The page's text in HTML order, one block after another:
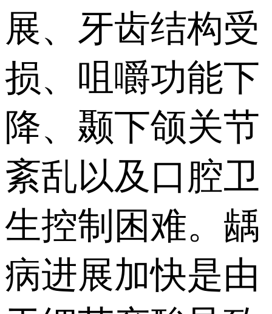
展、牙齿结构受
损、咀嚼功能下
降、颞下颌关节
紊乱以及口腔卫
生控制困难。龋
病进展加快是由